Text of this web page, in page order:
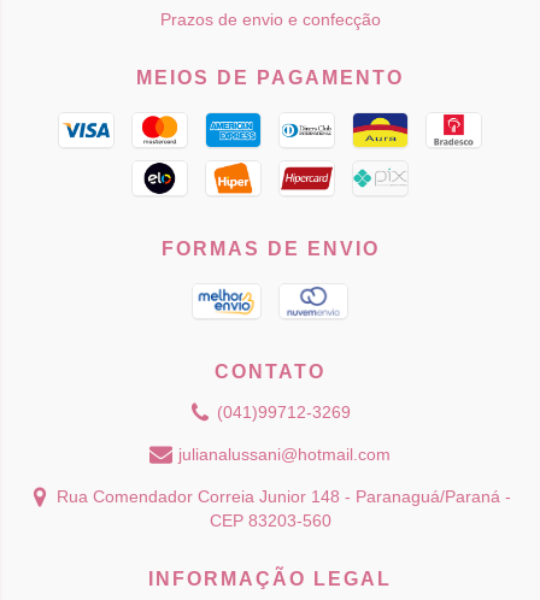
Prazos de envio e confecção
MEIOS DE PAGAMENTO
FORMAS DE ENVIO
CONTATO
(041)99712-3269
julianalussani@hotmail.com
Rua Comendador Correia Junior 148 - Paranaguá/Paraná -
CEP 83203-560
INFORMAÇÃO LEGAL